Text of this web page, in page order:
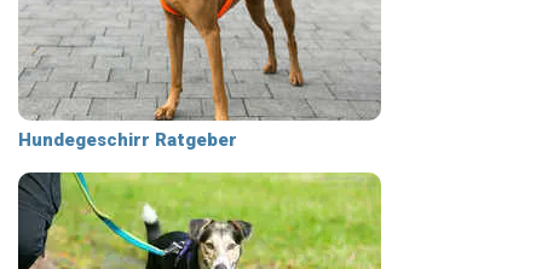
Hundegeschirr Ratgeber